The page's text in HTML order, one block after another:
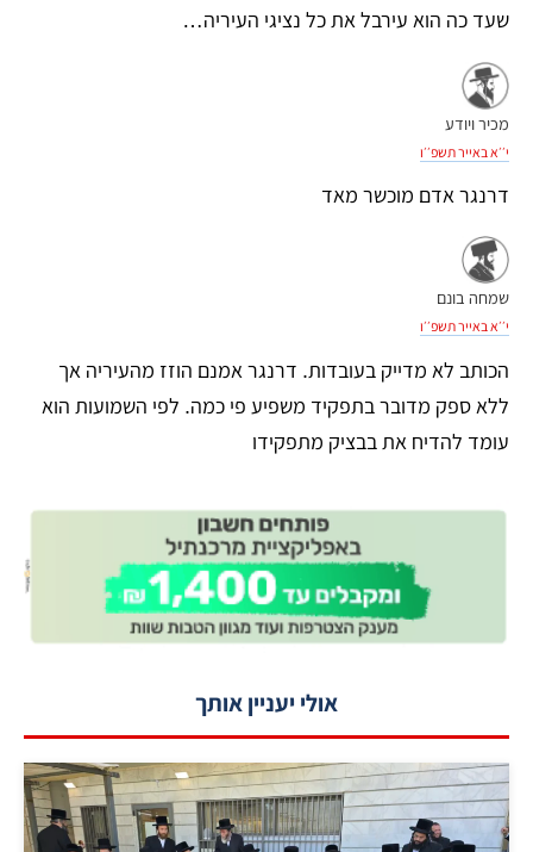
שעד כה הוא עירבל את כל נציגי העיריה…
מכיר ויודע
י׳׳א באייר תשפ׳׳ו
דרנגר אדם מוכשר מאד
שמחה בונם
י׳׳א באייר תשפ׳׳ו
הכותב לא מדייק בעובדות. דרנגר אמנם הוזז מהעיריה אך
ללא ספק מדובר בתפקיד משפיע פי כמה. לפי השמועות הוא
עומד להדיח את בבציק מתפקידו
אולי יעניין אותך